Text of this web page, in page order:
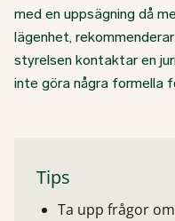
med en uppsägning då
lägenhet,
styrelsen kontaktar en
inte göra några formella
Tips
Ta upp frågor